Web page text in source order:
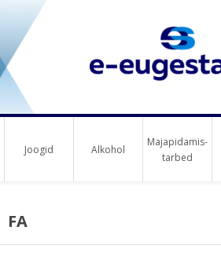
Joogid Alkohol
Majapidamis-
tarbed
FA